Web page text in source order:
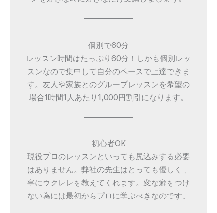
個別で60分
レッスン時間はたっぷり60分！しかも個別レッ
スンなので集中して自分のペースで上達できま
す。友人や家族とのグループレッスンを希望の
場合1時間1人あたり1,000円割引になります。
初心者OK
現役プロのレッスンといっても尻込みする必要
はありません。弊社の先生はとっても優しく丁
寧にウクレレを教えてくれます。変な癖をつけ
ない為には最初からプロに学ぶべきなのです。